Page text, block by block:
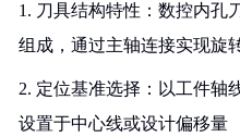
1. 刀具结构特性：数控内孔
组成，通过主轴连接实现旋
2. 定位基准选择：以工件轴
设置于中心线或设计偏移量